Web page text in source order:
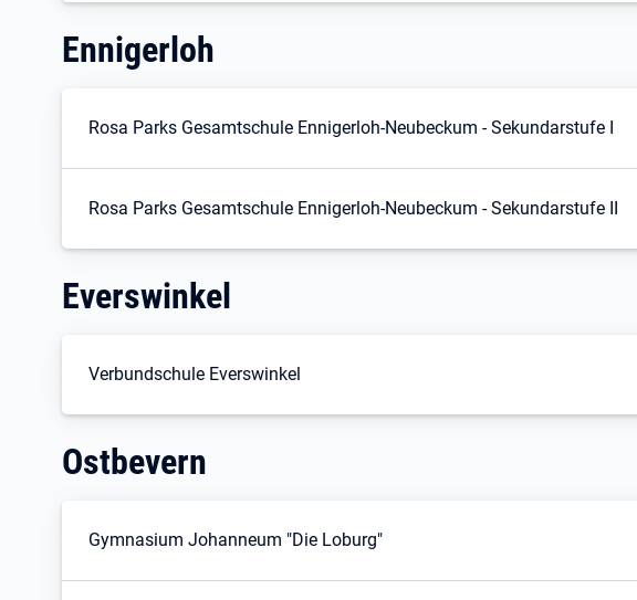
Ennigerloh
Rosa Parks Gesamtschule Ennigerloh-Neubeckum - Sekundarstufe I
Rosa Parks Gesamtschule Ennigerloh-Neubeckum - Sekundarstufe II
Everswinkel
Verbundschule Everswinkel
Ostbevern
Gymnasium Johanneum "Die Loburg"